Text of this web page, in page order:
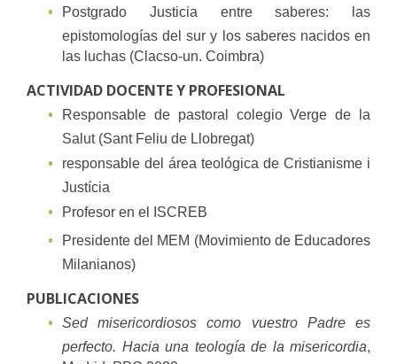
Postgrado Justicia entre saberes: las
epistomologías del sur y los saberes nacidos en
las luchas (Clacso-un. Coimbra)
ACTIVIDAD DOCENTE Y PROFESIONAL
Responsable de pastoral colegio Verge de la
Salut (Sant Feliu de Llobregat)
responsable del área teológica de Cristianisme i
Justícia
Profesor en el ISCREB
Presidente del MEM (Movimiento de Educadores
Milanianos)
PUBLICACIONES
Sed misericordiosos como vuestro Padre es
perfecto. Hacia una teología de la misericordia,